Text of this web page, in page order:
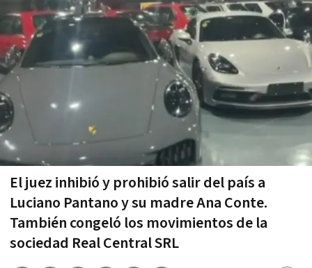
El juez inhibió y prohibió salir del país a
Luciano Pantano y su madre Ana Conte.
También congeló los movimientos de la
sociedad Real Central SRL